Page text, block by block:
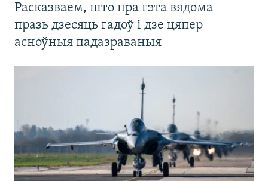
Расказваем, што пра гэта вядома
празь дзесяць гадоў і дзе цяпер
асноўныя падазраваныя